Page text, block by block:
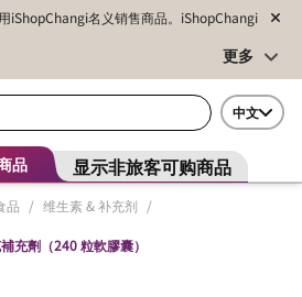
iShopChangi名义销售商品。iShopChangi
更多
中文
品 显示非旅客可购商品
品 / 维生素 & 补充剂 /
充劑（240 粒軟膠囊）